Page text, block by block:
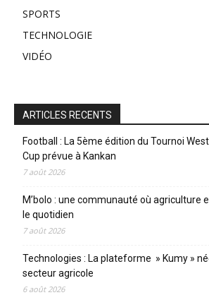
SPORTS
TECHNOLOGIE
VIDÉO
ARTICLES RECENTS
Football : La 5ème édition du Tournoi
Cup prévue à Kankan
7 août 2026
M’bolo : une communauté où agriculture
le quotidien
7 août 2026
Technologies : La plateforme » Kumy »
secteur agricole
6 août 2026